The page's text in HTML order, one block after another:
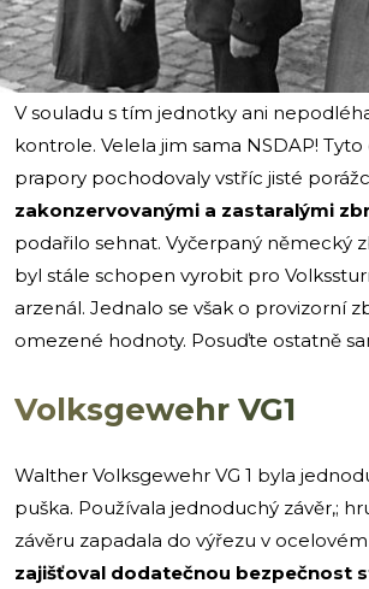
V souladu s tím jednotky ani
kontrole. Velela jim sama NSDAP!
prapory pochodovaly vstříc jisté
zakonzervovanými a zastaralými
podařilo sehnat. Vyčerpaný německý
byl stále schopen vyrobit pro
arzenál. Jednalo se však o provizorní
omezené hodnoty. Posuďte ostatně
Volksgewehr VG1
Walther Volksgewehr VG 1 byla
puška. Používala jednoduchý závěr,;
závěru zapadala do výřezu v
zajišťoval dodatečnou bezpečnost